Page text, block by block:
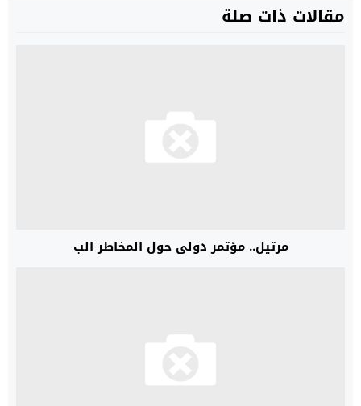
مقالات ذات صلة
مرتيل.. مؤتمر دولي حول المخاطر الب